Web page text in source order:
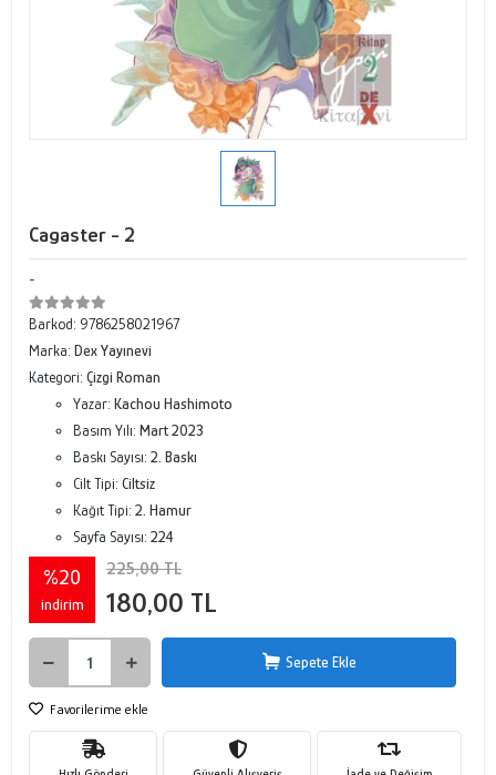
Cagaster - 2
-
Barkod: 9786258021967
Marka: Dex Yayınevi
Kategori: Çizgi Roman
Yazar: Kachou Hashimoto
Basım Yılı: Mart 2023
Baskı Sayısı: 2. Baskı
Cilt Tipi: Ciltsiz
Kağıt Tipi: 2. Hamur
Sayfa Sayısı: 224
%20
indirim
225,00 TL
180,00 TL
Sepete Ekle
Favorilerime ekle